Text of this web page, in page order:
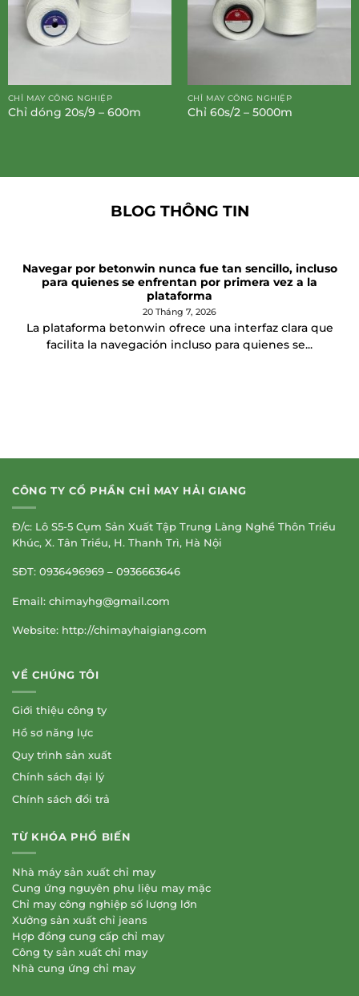
CHỈ MAY CÔNG NGHIỆP
Chỉ dóng 20s/9 – 600m
CHỈ MAY CÔNG NGHIỆP
Chỉ 60s/2 – 5000m
BLOG THÔNG TIN
Navegar por betonwin nunca fue tan sencillo, incluso
para quienes se enfrentan por primera vez a la
plataforma
20 Tháng 7, 2026
La plataforma betonwin ofrece una interfaz clara que
facilita la navegación incluso para quienes se...
CÔNG TY CỔ PHẦN CHỈ MAY HẢI GIANG
Đ/c: Lô S5-5 Cụm Sản Xuất Tập Trung Làng Nghề Thôn Triều
Khúc, X. Tân Triều, H. Thanh Trì, Hà Nội
SĐT: 0936496969 – 0936663646
Email: chimayhg@gmail.com
Website: http://chimayhaigiang.com
VỀ CHÚNG TÔI
Giới thiệu công ty
Hồ sơ năng lực
Quy trình sản xuất
Chính sách đại lý
Chính sách đổi trả
TỪ KHÓA PHỔ BIẾN
Nhà máy sản xuất chỉ may
Cung ứng nguyên phụ liệu may mặc
Chỉ may công nghiệp số lượng lớn
Xưởng sản xuất chỉ jeans
Hợp đồng cung cấp chỉ may
Công ty sản xuất chỉ may
Nhà cung ứng chỉ may